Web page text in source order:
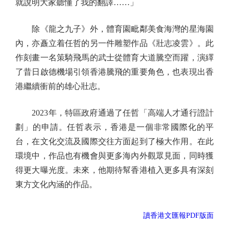
就說明大家聽懂了我的翻譯……」
除《龍之九子》外，體育園毗鄰美食海灣的星海園
內，亦矗立着任哲的另一件雕塑作品《壯志凌雲》。此
作刻畫一名策騎飛馬的武士從體育大道騰空而躍，演繹
了昔日啟德機場引領香港騰飛的重要角色，也表現出香
港繼續衝前的雄心壯志。
2023年，特區政府通過了任哲「高端人才通行證計
劃」的申請。任哲表示，香港是一個非常國際化的平
台，在文化交流及國際交往方面起到了極大作用。在此
環境中，作品也有機會與更多海內外觀眾見面，同時獲
得更大曝光度。未來，他期待幫香港植入更多具有深刻
東方文化內涵的作品。
讀香港文匯報PDF版面